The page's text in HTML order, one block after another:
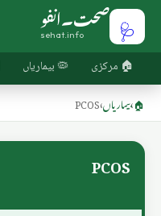
🩺 صحت۔انفو
sehat.info
🏠 مرکزی 🦠 بیماریاں
🏠
›بیماریاں›
PCOS
PCOS